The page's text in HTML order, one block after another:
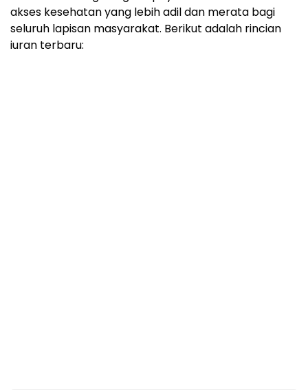
akses kesehatan yang lebih adil dan merata bagi
seluruh lapisan masyarakat. Berikut adalah rincian
iuran terbaru: